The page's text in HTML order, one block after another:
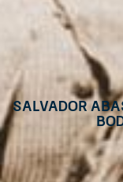
Salvador